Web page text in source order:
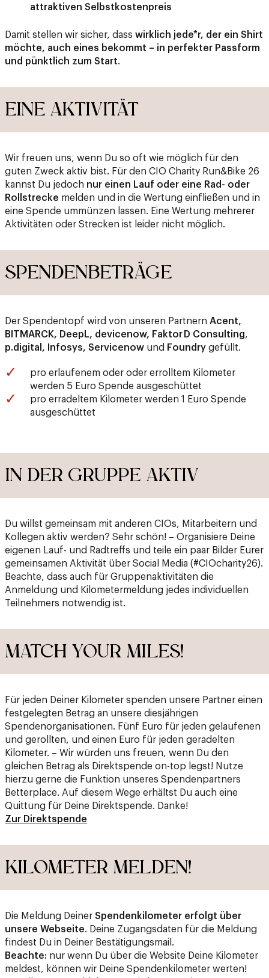
attraktiven Selbstkostenpreis
Damit stellen wir sicher, dass wirklich jede*r, der ein Shirt
möchte, auch eines bekommt – in perfekter Passform
und pünktlich zum Start.
EINE AKTIVITÄT
Wir freuen uns, wenn Du so oft wie möglich für den
guten Zweck aktiv bist. Für den CIO Charity Run&Bike 26
kannst Du jedoch nur einen Lauf oder eine Rad- oder
Rollstrecke melden und in die Wertung einfließen und in
eine Spende ummünzen lassen. Eine Wertung mehrerer
Aktivitäten oder Strecken ist leider nicht möglich.
SPENDENBETRÄGE
Der Spendentopf wird von unseren Partnern Acent,
BITMARCK, DeepL, devicenow, Faktor D Consulting,
p.digital, Infosys, Servicenow und Foundry gefüllt.
pro erlaufenem oder oder errolltem Kilometer
werden 5 Euro Spende ausgeschüttet
pro erradeltem Kilometer werden 1 Euro Spende
ausgeschüttet
IN DER GRUPPE AKTIV
Du willst gemeinsam mit anderen CIOs, Mitarbeitern und
Kollegen aktiv werden? Sehr schön! – Organisiere Deine
eigenen Lauf- und Radtreffs und teile ein paar Bilder Eurer
gemeinsamen Aktivität über Social Media (#CIOcharity26).
Beachte, dass auch für Gruppenaktivitäten die
Anmeldung und Kilometermeldung jedes individuellen
Teilnehmers notwendig ist.
MATCH YOUR MILES!
Für jeden Deiner Kilometer spenden unsere Partner einen
festgelegten Betrag an unsere diesjährigen
Spendenorganisationen. Fünf Euro für jeden gelaufenen
und gerollten, und einen Euro für jeden geradelten
Kilometer. – Wir würden uns freuen, wenn Du den
gleichen Betrag als Direktspende on-top legst! Nutze
hierzu gerne die Funktion unseres Spendenpartners
Betterplace. Auf diesem Wege erhältst Du auch eine
Quittung für Deine Direktspende. Danke!
Zur Direktspende
KILOMETER MELDEN!
Die Meldung Deiner Spendenkilometer erfolgt über
unsere Webseite. Deine Zugangsdaten für die Meldung
findest Du in Deiner Bestätigungsmail.
Beachte: nur wenn Du über die Website Deine Kilometer
meldest, können wir Deine Spendenkilometer werten!